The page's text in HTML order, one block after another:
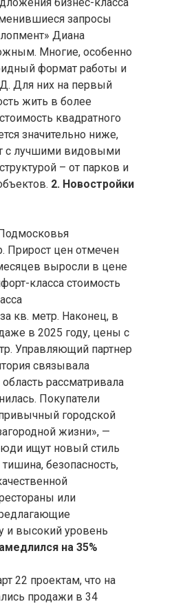
запросы
Диана
Многие, особенно
формат работы и
Для них на первый
жить в более
квадратного
значительно ниже,
с лучшими видовыми
– от парков и
2. Новостройки
Прирост цен отмечен
выросли в цене
класса стоимость
кв. метр. Наконец, в
в 2025 году, цены с
Управляющий партнер
связывала
рассматривала
Покупатели
городской
жизни», —
ищут новый стиль
безопасность,
или
и высокий уровень
на 35%
22 проектам, что на
продажи в 34